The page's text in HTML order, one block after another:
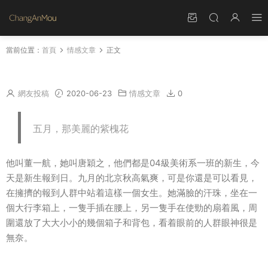
當前位置： 首頁 情感文章 正文
網友投稿 2020-06-23 情感文章 0
五月，那美麗的紫槐花
他叫董一航，她叫唐穎之，他們都是04級美術系一班的新生，今
天是新生報到日。九月的北京秋高氣爽，可是你還是可以看見，
在擁擠的報到人群中站着這樣一個女生。她滿臉的汗珠，坐在一
個大行李箱上，一隻手插在腰上，另一隻手在使勁的扇着風，周
圍還放了大大小小的幾個箱子和背包，看着眼前的人群眼神很是
無奈。